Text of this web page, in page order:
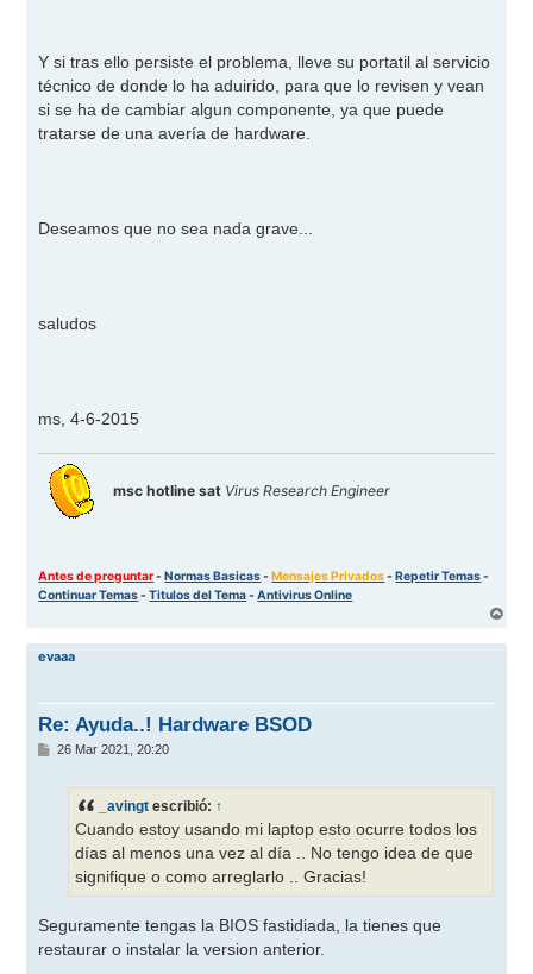
Y si tras ello persiste el problema, lleve su portatil al servicio
técnico de donde lo ha aduirido, para que lo revisen y vean
si se ha de cambiar algun componente, ya que puede
tratarse de una avería de hardware.
Deseamos que no sea nada grave...
saludos
ms, 4-6-2015
msc hotline sat Virus Research Engineer
Antes de preguntar-Normas Basicas-Mensajes Privados-Repetir Temas-
Continuar Temas-Titulos del Tema-Antivirus Online
r
evaaa
Re: Ayuda..! Hardware BSOD
M
26 Mar 2021, 20:20
_avingt escribió: ↑
Cuando estoy usando mi laptop esto ocurre todos los
días al menos una vez al día .. No tengo idea de que
signifique o como arreglarlo .. Gracias!
Seguramente tengas la BIOS fastidiada, la tienes que
restaurar o instalar la version anterior.